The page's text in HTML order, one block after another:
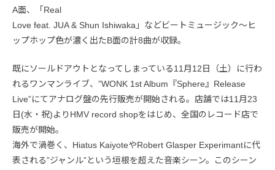
A面、「Real
Love feat. JUA & Shun Ishiwaka」などビートミュージック〜ヒ
ップホップ色が濃く出たB面の計8曲が収録。
既にソールドアウトとなってしまっている11月12日（土）に行わ
れるワンマンライブ、”WONK 1st Album『Sphere』Release
Live”にてアナログ盤の先行販売が開始される。店舗では11月23
日(水・祝)よりHMV record shopをはじめ、全国のレコード店で
販売が開始。
海外で渦巻く、Hiatus KaiyoteやRobert Glasper Experimantに代
表される”ジャンル”という垣根を超えた音楽シーン。このシーン